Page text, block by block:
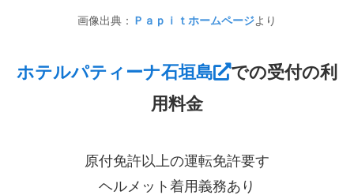
画像出典： Ｐａｐｉｔホームページより
ホテルパティーナ石垣島
での受付の利
用料金
原付免許以上の運転免許要す
ヘルメット着用義務あり